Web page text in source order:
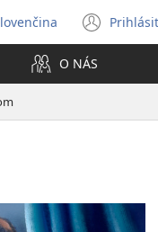
Výber
jazyka
nové
O NÁS